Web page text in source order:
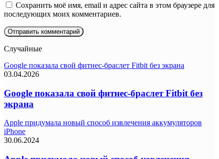
Сохранить моё имя, email и адрес сайта в этом браузере для
последующих моих комментариев.
Случайные
Google показала свой фитнес-браслет Fitbit без экрана
03.04.2026
Google показала свой фитнес-браслет Fitbit без
экрана
Apple придумала новый способ извлечения аккумуляторов
iPhone
30.06.2024